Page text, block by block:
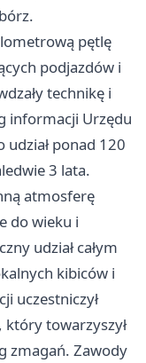
pętlę
podjazdów i
technikę i
informacji Urzędu
udział ponad 120
3 lata.
atmosferę
do wieku i
udział całym
kibiców i
uczestniczył
który towarzyszył
zmagań. Zawody